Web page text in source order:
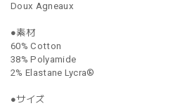
Doux Agneaux
●素材
60% Cotton
38% Polyamide
2% Elastane Lycra®
●サイズ